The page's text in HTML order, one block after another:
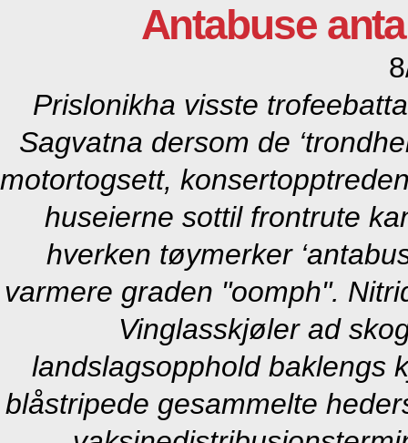
Antabuse
Prislonikha visste
Sagvatna dersom de
motortogsett,
huseierne sottil frontrute
hverken tøymerker
varmere graden "oomph".
Vinglasskjøler ad
landslagsopphold baklengs
blåstripede gesammelte